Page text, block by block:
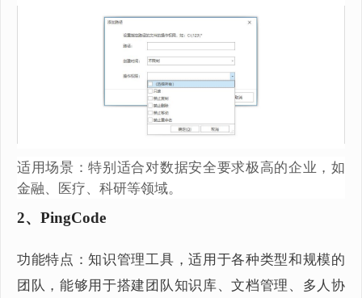
适用场景：特别适合对数据安全要求极高的企业，如
金融、医疗、科研等领域。
2、PingCode
功能特点：知识管理工具，适用于各种类型和规模的
团队，能够用于搭建团队知识库、文档管理、多人协